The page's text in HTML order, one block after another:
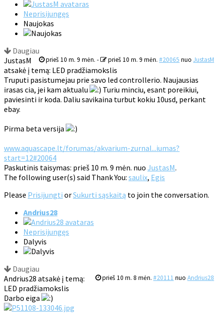
Neprisijungęs
Naujokas
Daugiau
prieš 10 m. 9 mėn. - prieš 10 m. 9 mėn. #20065 nuo JustasM
JustasM
atsakė į temą: LED pradžiamokslis
Truputi pasistumejau prie savo led controllerio. Naujausias
irasas cia, jei kam aktualu
Turiu minciu, esant poreikiui,
paviesinti ir koda. Daliu savikaina turbut kokiu 10usd, perkant
ebay.
Pirma beta versija
www.aquascape.lt/forumas/akvarium-zurnal...iumas?
start=12#20064
Paskutinis taisymas: prieš 10 m. 9 mėn. nuo JustasM.
The following user(s) said Thank You: saulix, Egis
Please Prisijungti orSukurti sąskaitą to join the conversation.
Andrius28
Neprisijungęs
Dalyvis
Daugiau
prieš 10 m. 8 mėn. #20111 nuo Andrius28
Andrius28 atsakė į temą:
LED pradžiamokslis
Darbo eiga